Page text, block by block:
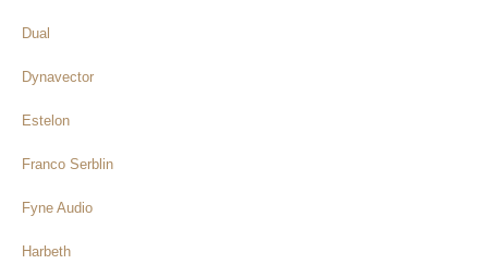
Dual
Dynavector
Estelon
Franco Serblin
Fyne Audio
Harbeth